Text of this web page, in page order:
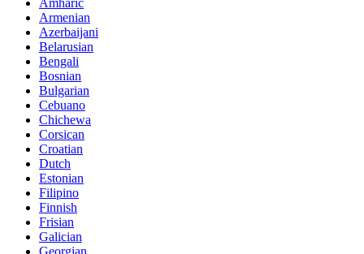
Amharic
Armenian
Azerbaijani
Belarusian
Bengali
Bosnian
Bulgarian
Cebuano
Chichewa
Corsican
Croatian
Dutch
Estonian
Filipino
Finnish
Frisian
Galician
Georgian